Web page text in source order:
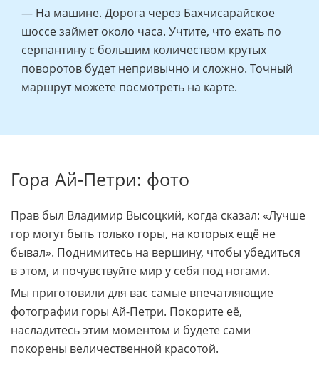
способами.
— На общественном транспорте. От Ялтинского
автовокзала отправляются автобусы №115,
маршрутка 142, 107, 128 выйти на остановке
«Гаспра». Откуда отправляетесь вверх на
Туристического центра Ай-Петри (1 мин). До
автобусное сообщение.
— На машине. Дорога через Бахчисарайское
шоссе займет около часа. Учтите, что ехать по
серпантину с большим количеством крутых
поворотов будет непривычно и сложно. Точный
маршрут можете посмотреть на карте.
Гора Ай-Петри: фото